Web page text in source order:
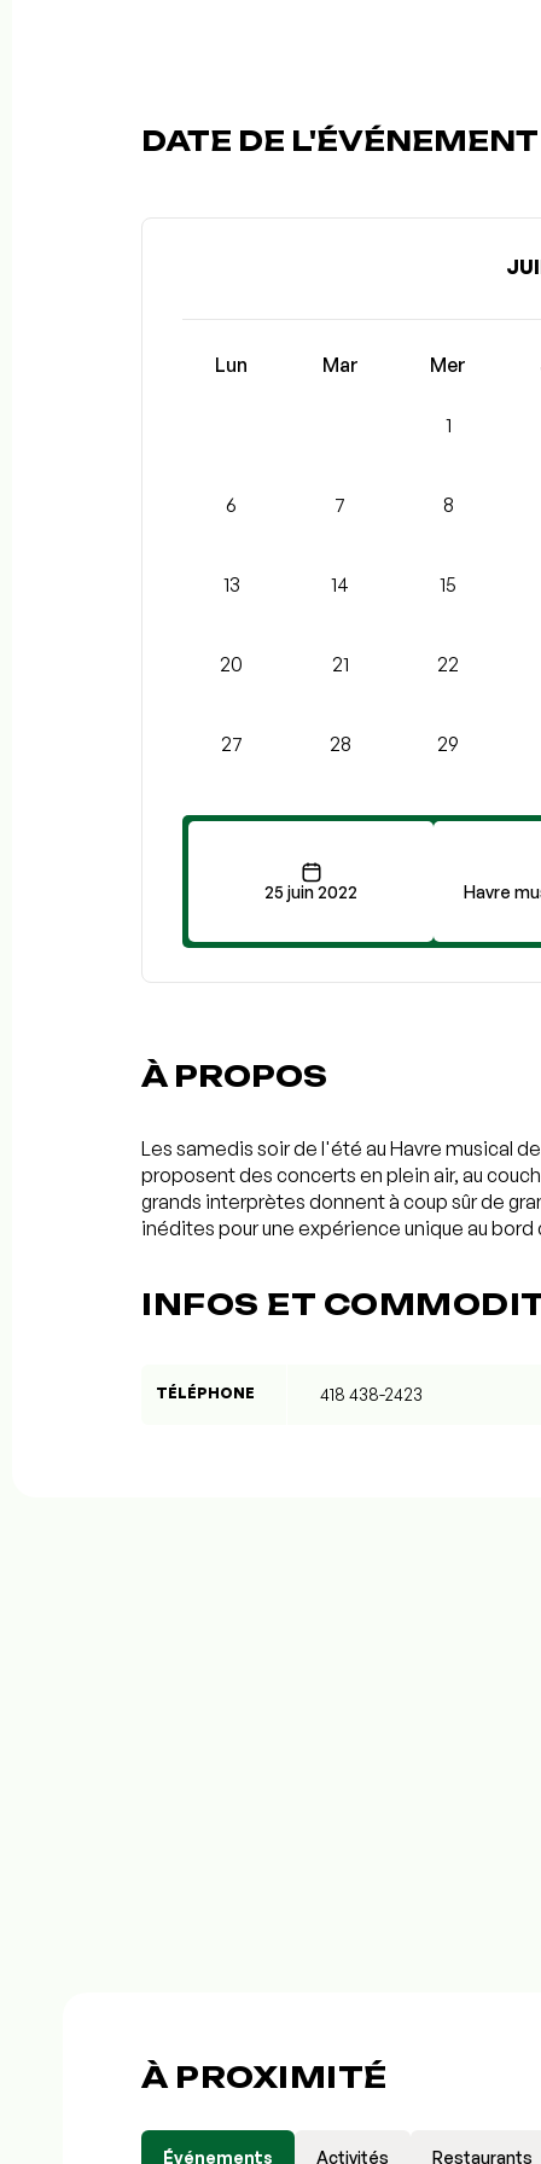
DATE DE L'ÉVÉNEMENT
Lun Mar Mer
1
6 7 8
13 14 15
20 21 22
27 28 29
25 juin 2022 Havre
À PROPOS
Les samedis soir de l'été au Havre musical
proposent des concerts en plein air, au
grands interprètes donnent à coup sûr de
inédites pour une expérience unique au bord
INFOS ET
TÉLÉPHONE 418 438-2423
À PROXIMITÉ
Événements Activités Restaurants